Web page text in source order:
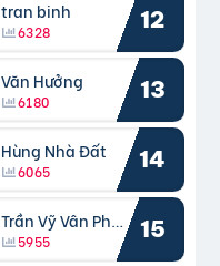
tran binh
6328 12
Văn Hưởng
6180 13
Hùng Nhà Đất
6065 14
Trần Vỹ Vân Phong
5955 15